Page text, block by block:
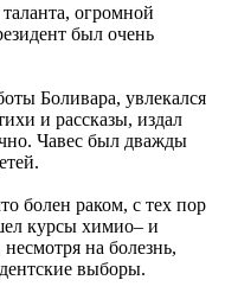
огромной
был очень
Боливара, увлекался
и рассказы, издал
Чавес был дважды
болен раком, с тех пор
курсы химио– и
на болезнь,
выборы.